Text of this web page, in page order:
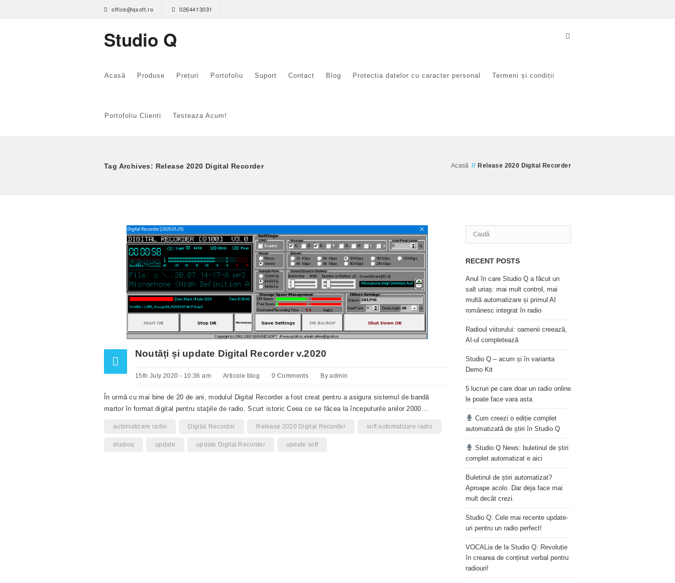
office@qsoft.ro 0264413031
Studio Q
Acasă Produse Prețuri Portofoliu Suport Contact Blog Protectia datelor cu caracter personal Termeni și condiții
Portofoliu Clienti Testeaza Acum!
Tag Archives: Release 2020 Digital Recorder Acasă // Release 2020 Digital Recorder
Noutăți și update Digital Recorder v.2020
15th July 2020 - 10:36 am Articole blog 0 Comments Byadmin
În urmă cu mai bine de 20 de ani, modulul Digital Recorder a fost creat pentru a asigura sistemul de bandă
martor în format digital pentru staţiile de radio. Scurt istoric Ceea ce se făcea la începuturile anilor 2000…
automatizare radio Digital Recorder Release 2020 Digital Recorder soft automatizare radio
studioq update update Digital Recorder update soft
RECENT POSTS
Anul în care Studio Q a făcut un
salt uriaș: mai mult control, mai
multă automatizare și primul AI
românesc integrat în radio
Radioul viitorului: oamenii creează,
AI-ul completează
Studio Q – acum și în varianta
Demo Kit
5 lucruri pe care doar un radio online
le poate face vara asta
Cum creezi o ediție complet
automatizată de știri în Studio Q
Studio Q News: buletinul de știri
complet automatizat e aici
Buletinul de știri automatizat?
Aproape acolo. Dar deja face mai
mult decât crezi.
Studio Q: Cele mai recente update-
uri pentru un radio perfect!
VOCALia de la Studio Q: Revoluție
în crearea de conținut verbal pentru
radiouri!